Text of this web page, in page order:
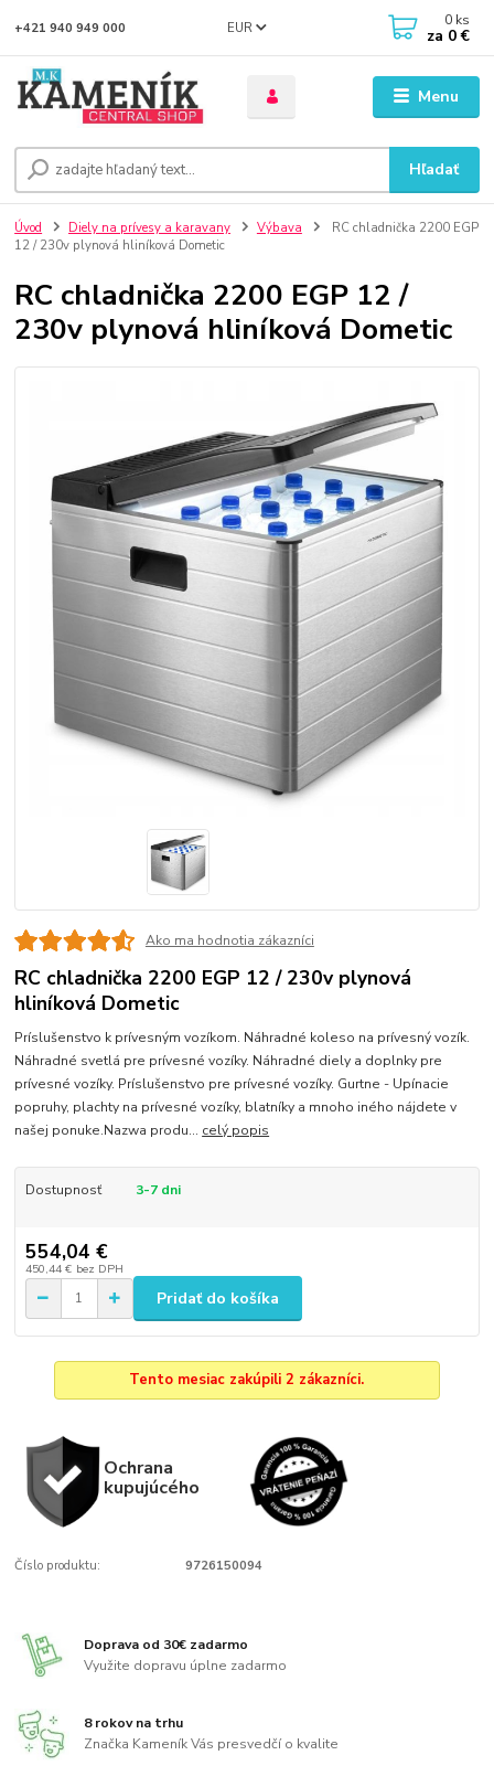
Menu
EUR
Hľadať
+421 940 949 000 0 ks
za 0 €
Úvod Diely na prívesy a karavany Výbava
RC chladnička 2200 EGP
12 / 230v plynová hliníková Dometic
RC chladnička 2200 EGP 12 /
230v plynová hliníková Dometic
Ako ma hodnotia zákazníci
RC chladnička 2200 EGP 12 / 230v plynová
hliníková Dometic
Príslušenstvo k prívesným vozíkom. Náhradné koleso na prívesný vozík.
Náhradné svetlá pre prívesné vozíky. Náhradné diely a doplnky pre
prívesné vozíky. Príslušenstvo pre prívesné vozíky. Gurtne - Upínacie
popruhy, plachty na prívesné vozíky, blatníky a mnoho iného nájdete v
našej ponuke.Nazwa produ... celý popis
Dostupnosť 3-7 dni
554,04 €
450,44 € bez DPH
Pridať do košíka
Tento mesiac zakúpili 2 zákazníci.
Ochrana
kupujúcého
Číslo produktu: 9726150094
Doprava od 30€ zadarmo
Využite dopravu úplne zadarmo
8 rokov na trhu
Značka Kameník Vás presvedčí o kvalite